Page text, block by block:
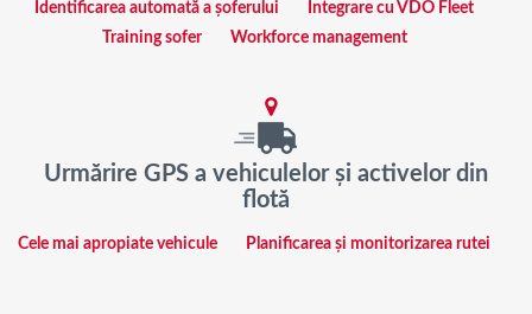
Identificarea automată a șoferului
Integrare cu VDO Fleet
Training sofer
Workforce management
Urmărire GPS a vehiculelor și activelor din
flotă
Cele mai apropiate vehicule Planificarea și monitorizarea rutei